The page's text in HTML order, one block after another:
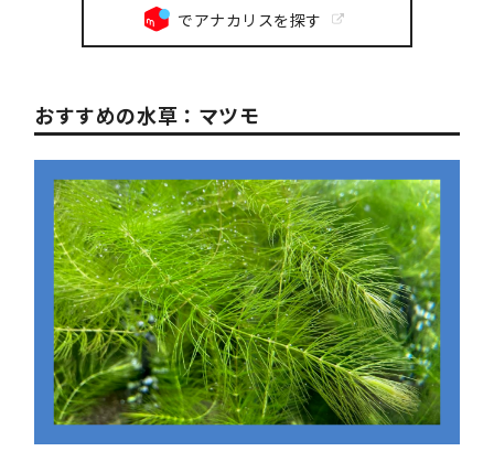
でアナカリスを探す
おすすめの水草：マツモ